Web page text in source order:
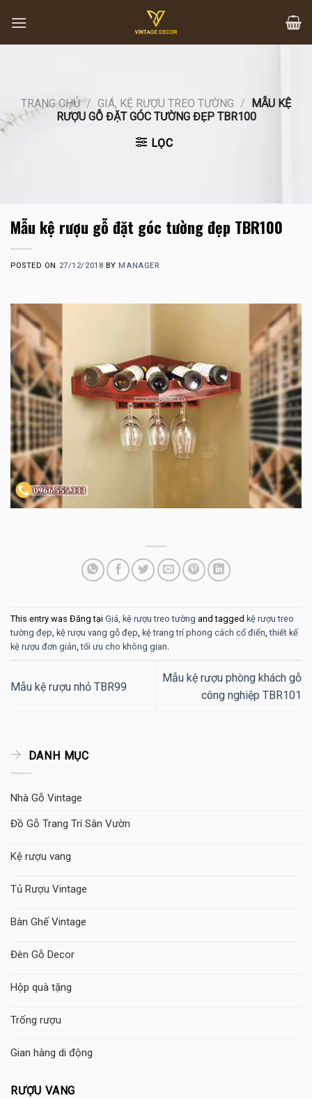
content
TRANG CHỦ / GIÁ, KỆ RƯỢU TREO TƯỜNG /
MẪU KỆ
RƯỢU GỖ ĐẶT GÓC TƯỜNG ĐẸP TBR100
LỌC
Mẫu kệ rượu gỗ đặt góc tường đẹp TBR100
POSTED ON 27/12/2018 BY MANAGER
This entry was Đăng tại Giá, kệ rượu treo tường and tagged kệ rượu treo
tường đẹp, kệ rượu vang gỗ đẹp, kệ trang trí phong cách cổ điển,thiết kế
kệ rượu đơn giản,tối ưu cho không gian.
Mẫu kệ rượu nhỏ TBR99
Mẫu kệ rượu phòng khách gỗ
công nghiệp TBR101
DANH MỤC
Nhà Gỗ Vintage
Đồ Gỗ Trang Trí Sân Vườn
Kệ rượu vang
Tủ Rượu Vintage
Bàn Ghế Vintage
Đèn Gỗ Decor
Hộp quà tặng
Trống rượu
Gian hàng di động
RƯỢU VANG